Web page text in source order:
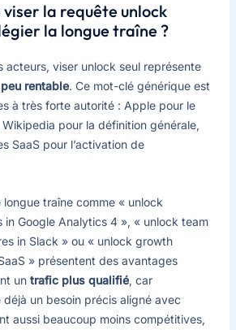
la requête unlock
la longue traîne ?
acteurs, viser unlock seul représente
rentable. Ce mot-clé générique est
à très forte autorité : Apple pour le
pour la définition générale,
SaaS pour l’activation de
traîne comme « unlock
Google Analytics 4 », « unlock team
in Slack » ou « unlock growth
» présentent des avantages
un trafic plus qualifié, car
déjà un besoin précis aligné avec
aussi beaucoup moins compétitives,